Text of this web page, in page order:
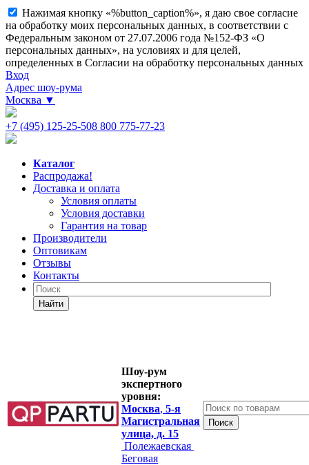
Нажимая кнопку «%button_caption%», я даю свое согласие
на обработку моих персональных данных, в соответствии с
Федеральным законом от 27.07.2006 года №152-ФЗ «О
персональных данных», на условиях и для целей,
определенных в Согласии на обработку персональных данных
Вход
Адрес шоу-рума
Москва ▼
+7 (495) 125-25-508 800 775-77-23
Каталог
Распродажа!
Доставка и оплата
Условия оплаты
Условия доставки
Гарантия на товар
Производители
Оптовикам
Отзывы
Контакты
Найти
Шоу-рум
экспертного
уровня:
Москва, 5-я
Магистральная
улица, д. 15
Полежаевская
Беговая